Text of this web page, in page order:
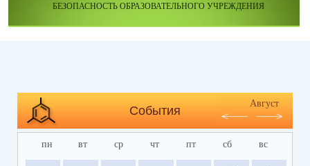
БЕЗОПАСНОСТЬ ОБРАЗОВАТЕЛЬНОГО УЧРЕЖДЕНИЯ
События
Август
пн вт ср чт пт сб вс